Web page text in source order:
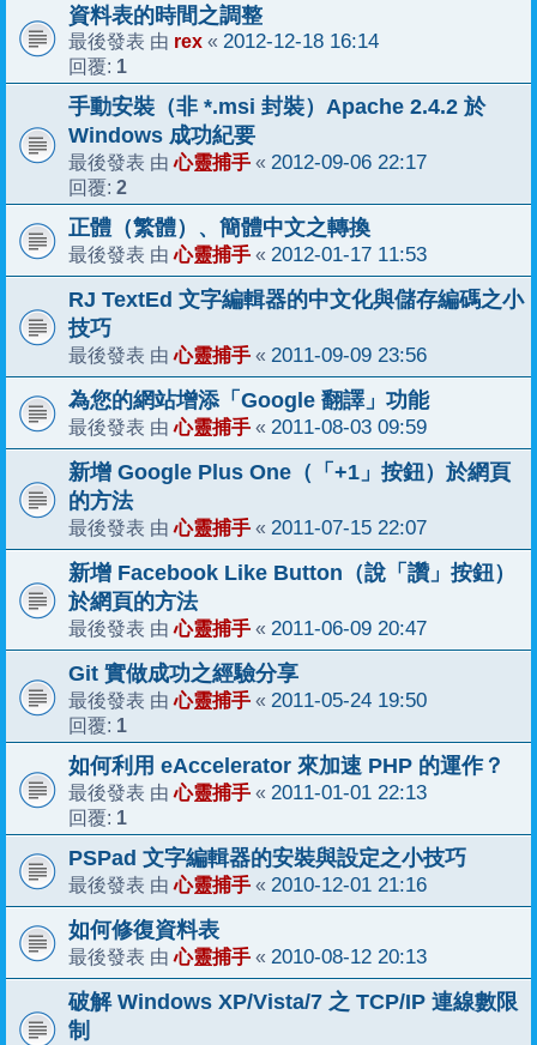
資料表的時間之調整
最後發表 由 rex « 2012-12-18 16:14
回覆: 1
手動安裝（非 *.msi 封裝）Apache 2.4.2 於
Windows 成功紀要
最後發表 由心靈捕手 « 2012-09-06 22:17
回覆: 2
正體（繁體）、簡體中文之轉換
最後發表 由心靈捕手 « 2012-01-17 11:53
RJ TextEd 文字編輯器的中文化與儲存編碼之小
技巧
最後發表 由心靈捕手 « 2011-09-09 23:56
為您的網站增添「Google 翻譯」功能
最後發表 由心靈捕手 « 2011-08-03 09:59
新增 Google Plus One（「+1」按鈕）於網頁
的方法
最後發表 由心靈捕手 « 2011-07-15 22:07
新增 Facebook Like Button（說「讚」按鈕）
於網頁的方法
最後發表 由心靈捕手 « 2011-06-09 20:47
Git 實做成功之經驗分享
最後發表 由心靈捕手 « 2011-05-24 19:50
回覆: 1
如何利用 eAccelerator 來加速 PHP 的運作？
最後發表 由心靈捕手 « 2011-01-01 22:13
回覆: 1
PSPad 文字編輯器的安裝與設定之小技巧
最後發表 由心靈捕手 « 2010-12-01 21:16
如何修復資料表
最後發表 由心靈捕手 « 2010-08-12 20:13
破解 Windows XP/Vista/7 之 TCP/IP 連線數限
制